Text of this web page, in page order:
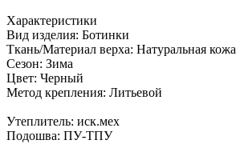
Характеристики
Вид изделия: Ботинки
Ткань/Материал верха: Натуральная кожа
Сезон: Зима
Цвет: Черный
Метод крепления: Литьевой
Утеплитель: иск.мех
Подошва: ПУ-ТПУ